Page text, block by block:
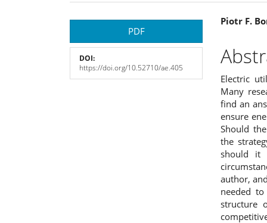
Article
Sidebar
PDF
DOI:
https://doi.org/10.52710/ae.405
Main
Piotr F.
Electric
Many
find an
ensure
Should
the
should it
author,
needed
structure